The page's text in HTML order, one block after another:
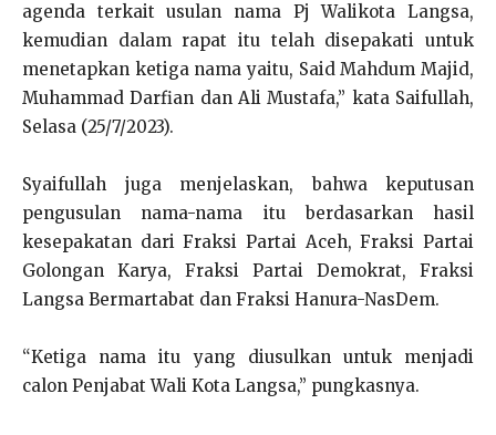
agenda terkait usulan nama Pj Walikota Langsa,
kemudian dalam rapat itu telah disepakati untuk
menetapkan ketiga nama yaitu, Said Mahdum Majid,
Muhammad Darfian dan Ali Mustafa,” kata Saifullah,
Selasa (25/7/2023).
Syaifullah juga menjelaskan, bahwa keputusan
pengusulan nama-nama itu berdasarkan hasil
kesepakatan dari Fraksi Partai Aceh, Fraksi Partai
Golongan Karya, Fraksi Partai Demokrat, Fraksi
Langsa Bermartabat dan Fraksi Hanura-NasDem.
“Ketiga nama itu yang diusulkan untuk menjadi
calon Penjabat Wali Kota Langsa,” pungkasnya.